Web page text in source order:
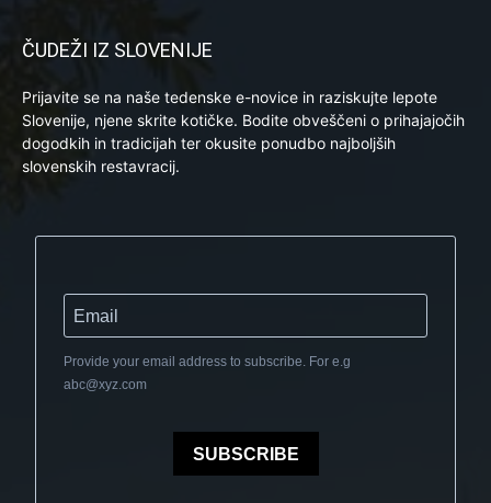
ČUDEŽI IZ SLOVENIJE
Prijavite se na naše tedenske e-novice in raziskujte lepote
Slovenije, njene skrite kotičke. Bodite obveščeni o prihajajočih
dogodkih in tradicijah ter okusite ponudbo najboljših
slovenskih restavracij.
Provide your email address to subscribe. For e.g
abc@xyz.com
SUBSCRIBE